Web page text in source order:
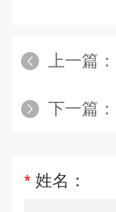
上一篇：
下一篇：
* 姓名：